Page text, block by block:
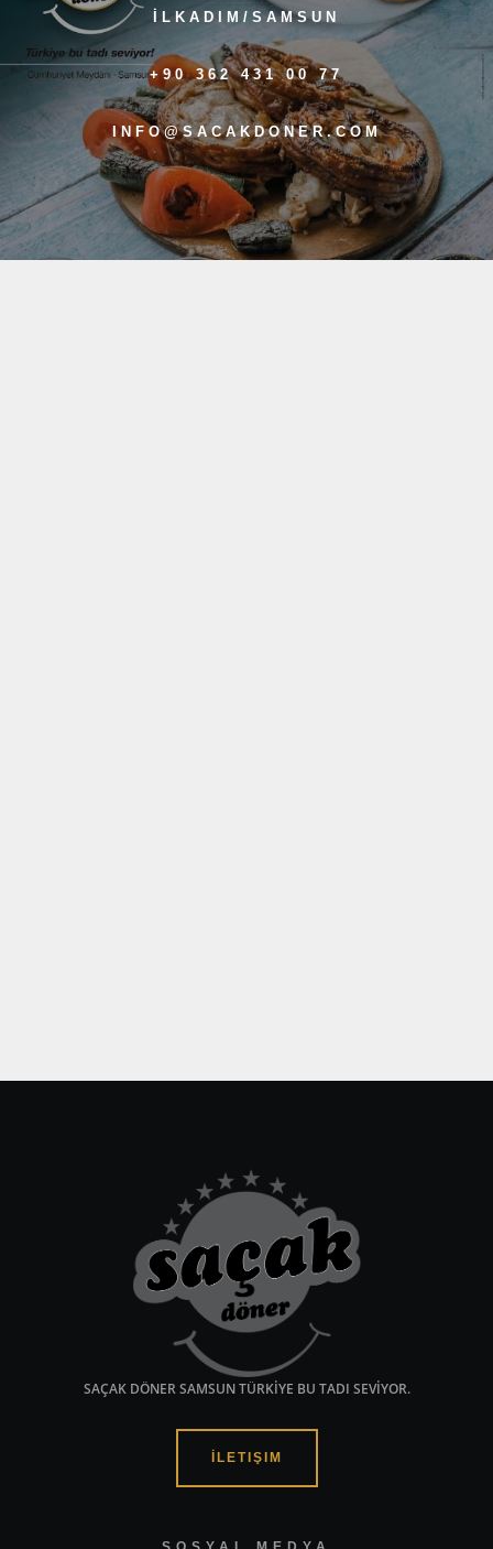
İLKADIM/SAMSUN
+90 362 431 00 77
INFO@SACAKDONER.COM
SAÇAK DÖNER SAMSUN TÜRKİYE BU TADI SEVİYOR.
İLETIŞIM